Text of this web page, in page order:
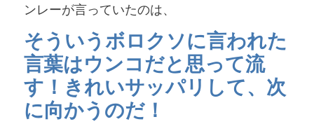
ンレーが言っていたのは、
そういうボロクソに言われた
言葉はウンコだと思って流
す！きれいサッパリして、次
に向かうのだ！